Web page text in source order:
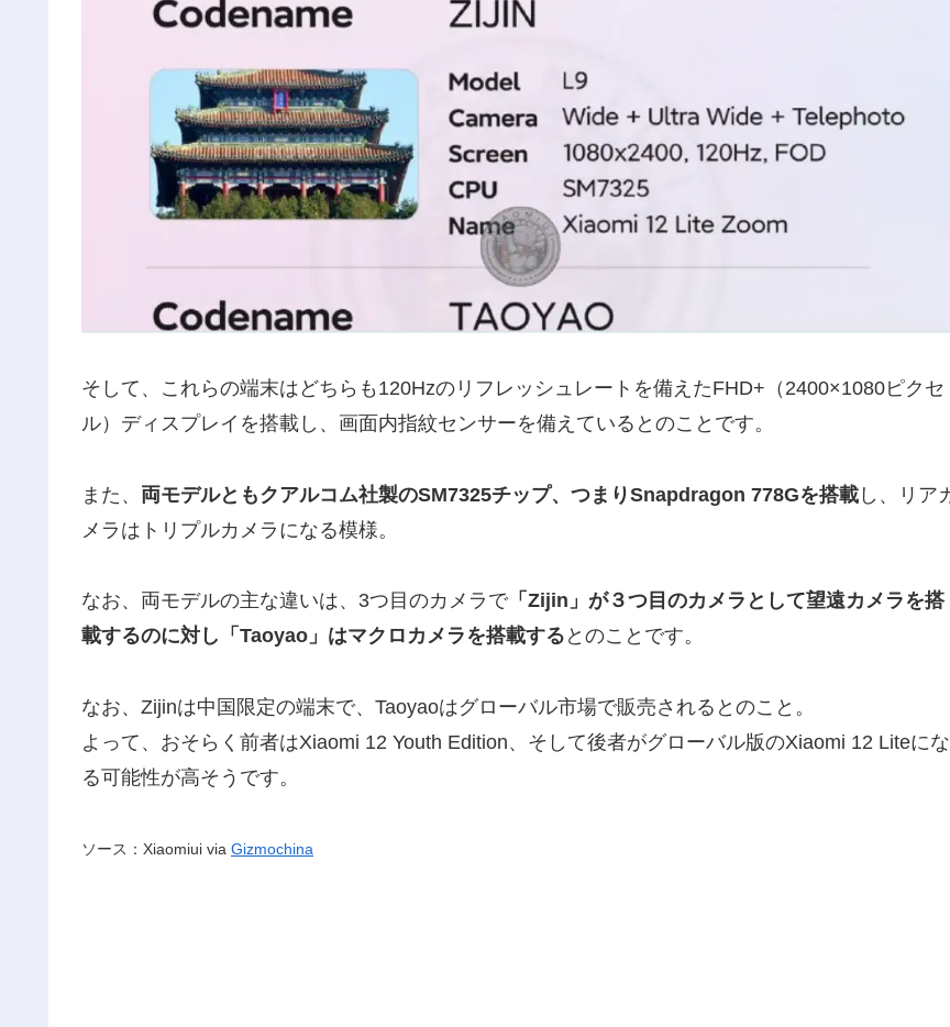
そして、これらの端末はどちらも120Hzのリフレッシュレートを備えたFHD+（2400×1080ピクセ
ル）ディスプレイを搭載し、画面内指紋センサーを備えているとのことです。
また、 両モデルともクアルコム社製のSM7325チップ、つまりSnapdragon 778Gを搭載 し、リア
メラはトリプルカメラになる模様。
なお、両モデルの主な違いは、3つ目のカメラで「Zijin」が３つ目のカメラとして望遠カメラを搭
載するのに対し「Taoyao」はマクロカメラを搭載する とのことです。
なお、Zijinは中国限定の端末で、Taoyaoはグローバル市場で販売されるとのこと。
よって、おそらく前者はXiaomi 12 Youth Edition、そして後者がグローバル版のXiaomi 12 Liteにな
る可能性が高そうです。
ソース：Xiaomiui via Gizmochina